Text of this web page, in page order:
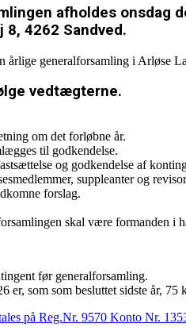
afholdes onsdag
8, 4262 Sandved.
årlige generalforsamling i Arløse
vedtægterne.
om det forløbne år.
til godkendelse.
og godkendelse af
suppleanter og
forslag.
skal være formanden i
før generalforsamling.
er, som som besluttet sidste år, 75
på Reg.Nr. 9570 Konto Nr.